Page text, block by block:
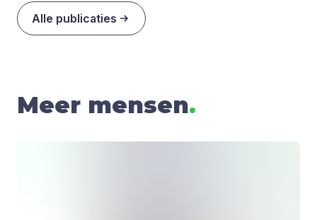
Alle publicaties
Meer mensen.